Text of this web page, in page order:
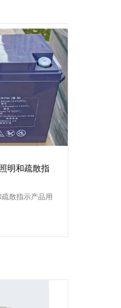
明和疏散指
疏散指示产品用